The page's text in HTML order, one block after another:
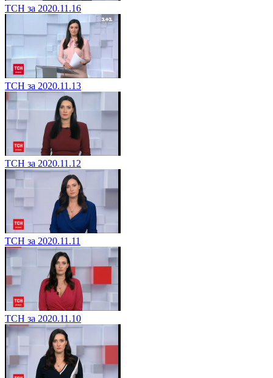
ТСН за 2020.11.16
ТСН за 2020.11.13
ТСН за 2020.11.12
ТСН за 2020.11.11
ТСН за 2020.11.10